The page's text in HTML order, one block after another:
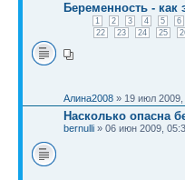
Беременность - как
1 2 3 4 5 6
22
23 24 25
Алина2008 » 19 июл 2009,
Насколько опасна
bernulli » 06 июн 2009,